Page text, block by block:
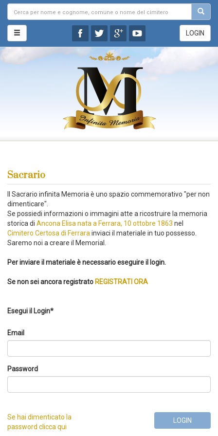
LOGIN
Sacrario
Il Sacrario infinita Memoria è uno spazio commemorativo "per non
dimenticare".
Se possiedi informazioni o immagini atte a ricostruire la memoria
storica di Ancona Elisa nata a Ferrara, 10 ottobre 1863 nel
Cimitero Certosa di Ferrara inviaci il materiale in tuo possesso.
Saremo noi a creare il Memorial.
Per inviare il materiale è necessario eseguire il login.
Se non sei ancora registrato REGISTRATI ORA
Esegui il Login*
Email
Password
Se hai dimenticato la
password clicca qui
LOGIN